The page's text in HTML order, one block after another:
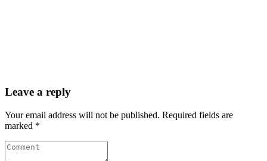
Leave a reply
Your email address will not be published. Required fields are
marked *